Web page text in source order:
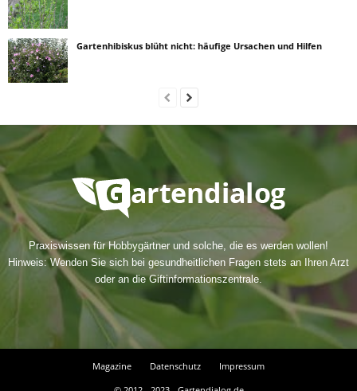
Gartenhibiskus blüht nicht: häufige Ursachen und Hilfen
Praxiswissen für Hobbygärtner und solche, die es werden wollen!
Hinweis: Wenden Sie sich bei gesundheitlichen Fragen stets an Ihren Arzt
oder an die Giftinformationszentrale.
Magazine Datenschutz
Impressum